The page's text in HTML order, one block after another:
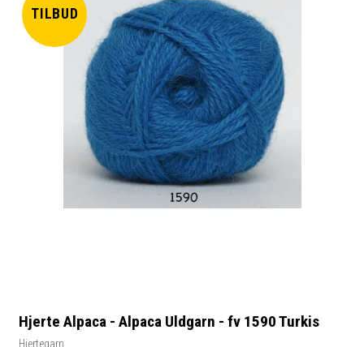
TILBUD
Hjerte Alpaca - Alpaca Uldgarn - fv 1590 Turkis
Hjertegarn